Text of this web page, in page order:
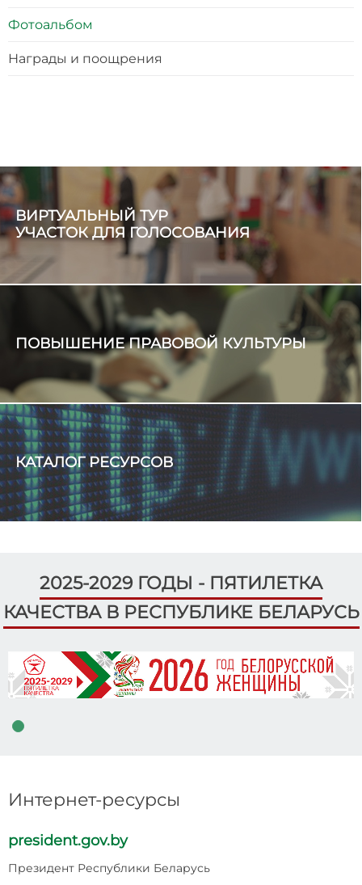
Фотоальбом
Награды и поощрения
ВИРТУАЛЬНЫЙ ТУР
УЧАСТОК ДЛЯ ГОЛОСОВАНИЯ
ПОВЫШЕНИЕ ПРАВОВОЙ КУЛЬТУРЫ
КАТАЛОГ РЕСУРСОВ
2025-2029 ГОДЫ - ПЯТИЛЕТКА
КАЧЕСТВА В РЕСПУБЛИКЕ БЕЛАРУСЬ
Интернет-ресурсы
president.gov.by
Президент Республики Беларусь